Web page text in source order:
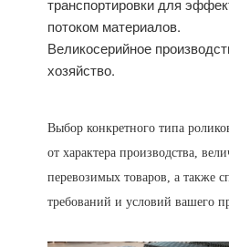
транспортировки для
потоком материалов.
Великосерийное
хозяйство.
Выбор конкретного типа
от характера производства,
перевозимых товаров, а также
требований и условий вашего